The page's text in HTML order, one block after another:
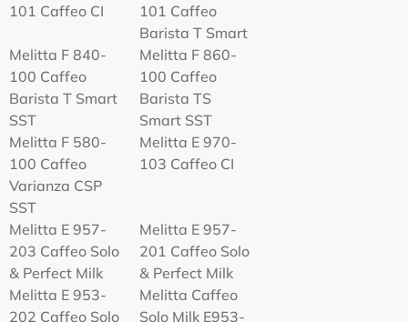
101 Caffeo CI
101 Caffeo
Barista T Smart
Melitta F 840-
100 Caffeo
Barista T Smart
SST
Melitta F 860-
100 Caffeo
Barista TS
Smart SST
Melitta F 580-
100 Caffeo
Varianza CSP
SST
Melitta Е 970-
103 Caffeo CI
Melitta E 957-
203 Caffeo Solo
& Perfect Milk
Melitta E 957-
201 Caffeo Solo
& Perfect Milk
Melitta Е 953-
202 Caffeo Solo
Melitta Caffeo
Solo Milk E953-